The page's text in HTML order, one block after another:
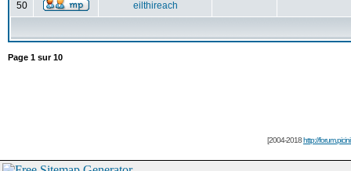
50 eilthireach
Page 1 sur10
[2004-2018http://